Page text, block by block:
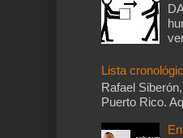
Lista
Rafael
Puerto Rico.